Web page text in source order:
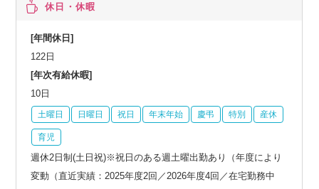
休日・休暇
[年間休日]
122日
[年次有給休暇]
10日
土曜日 日曜日 祝日 年末年始 慶弔 特別 産休
育児
週休2日制(土日祝)※祝日のある週土曜出勤あり（年度により
変動（直近実績：2025年度2回／2026年度4回／在宅勤務中